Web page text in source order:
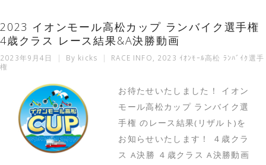
2023 イオンモール高松カップ ランバイク選手権
4歳クラス レース結果&A決勝動画
2023年9月4日 By kicks RACE INFO
2023 ｲｵﾝﾓｰﾙ高松 ﾗﾝﾊﾞｲｸ選手
権
お待たせいたしました！ イオン
モール高松カップ ランバイク選
手権 のレース結果(リザルト)を
お知らせいたします！ ４歳クラ
ス A決勝 ４歳クラス A決勝動画